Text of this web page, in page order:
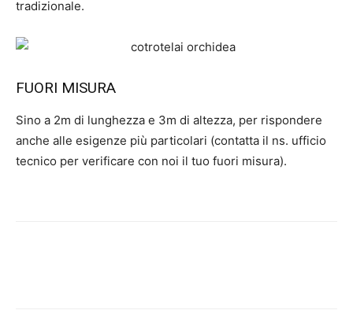
tradizionale.
FUORI MISURA
Sino a 2m di lunghezza e 3m di altezza, per rispondere
anche alle esigenze più particolari (contatta il ns. ufficio
tecnico per verificare con noi il tuo fuori misura).